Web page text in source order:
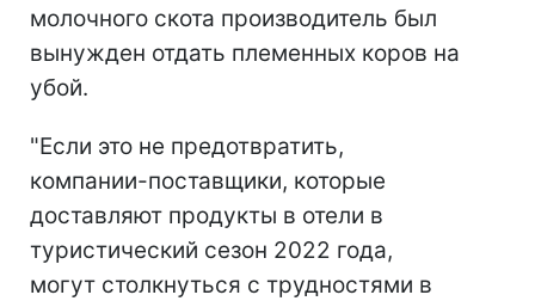
молочного скота производитель был
вынужден отдать племенных коров на
убой.
"Если это не предотвратить,
компании-поставщики, которые
доставляют продукты в отели в
туристический сезон 2022 года,
могут столкнуться с трудностями в